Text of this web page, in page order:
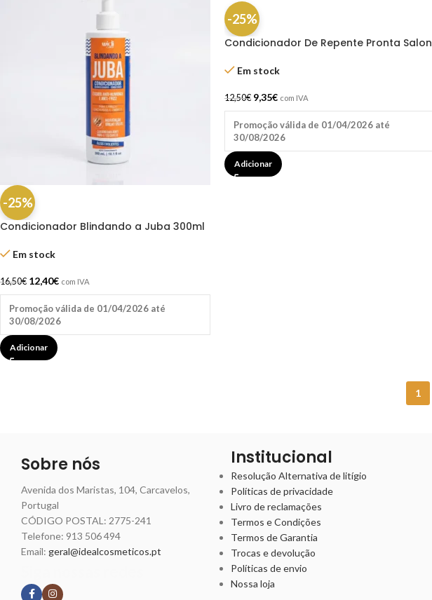
-25%
Condicionador Blindando a Juba 300ml
Em stock
16,50€ 12,40€ com IVA
Promoção válida de 01/04/2026 até
30/08/2026
Adicionar
-25%
Condicionador De Repente Pronta Salon
Em stock
12,50€ 9,35€ com IVA
Promoção válida de 01/04/2026 até
30/08/2026
Adicionar
1
Sobre nós
Avenida dos Maristas, 104, Carcavelos,
Portugal
CÓDIGO POSTAL: 2775-241
Telefone: 913 506 494
Email: geral@idealcosmeticos.pt
Institucional
Resolução Alternativa de litígio
Políticas de privacidade
Livro de reclamações
Termos e Condições
Termos de Garantia
Trocas e devolução
Políticas de envio
Nossa loja